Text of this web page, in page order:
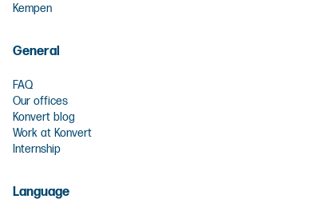
Kempen
General
FAQ
Our offices
Konvert blog
Work at Konvert
Internship
Language